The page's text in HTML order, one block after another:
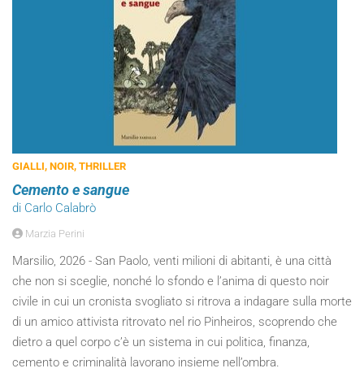
GIALLI, NOIR, THRILLER
Cemento e sangue
di Carlo Calabrò
Marzia Perini
Marsilio, 2026 - San Paolo, venti milioni di abitanti, è una città
che non si sceglie, nonché lo sfondo e l’anima di questo noir
civile in cui un cronista svogliato si ritrova a indagare sulla morte
di un amico attivista ritrovato nel rio Pinheiros, scoprendo che
dietro a quel corpo c’è un sistema in cui politica, finanza,
cemento e criminalità lavorano insieme nell’ombra.